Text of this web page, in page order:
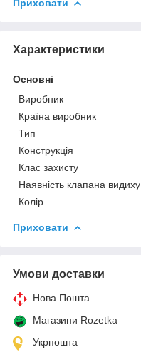
Приховати
Характеристики
Основні
Виробник
Країна виробник
Тип
Конструкція
Клас захисту
Наявність клапана видиху
Колір
Приховати
Умови доставки
Нова Пошта
Магазини Rozetka
Укрпошта